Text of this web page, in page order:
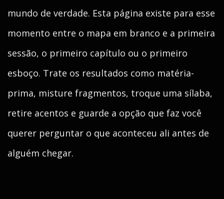
mundo de verdade. Esta página existe para esse
momento entre o mapa em branco e a primeira
sessão, o primeiro capítulo ou o primeiro
esboço. Trate os resultados como matéria-
prima, misture fragmentos, troque uma sílaba,
retire acentos e guarde a opção que faz você
querer perguntar o que aconteceu ali antes de
alguém chegar.